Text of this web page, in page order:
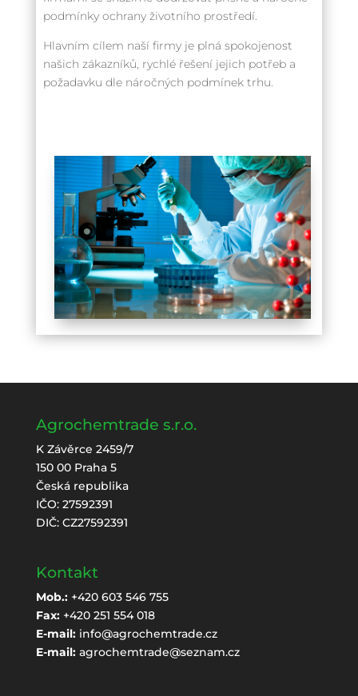
podmínky ochrany životního prostředí.
Hlavním cílem naší firmy je plná spokojenost
našich zákazníků, rychlé řešení jejich potřeb a
požadavku dle náročných podmínek trhu.
Agrochemtrade s.r.o.
K Závěrce 2459/7
150 00 Praha 5
Česká republika
IČO: 27592391
DIČ: CZ27592391
Kontakt
Mob.:+420 603 546 755
Fax:+420 251 554 018
E-mail: info@agrochemtrade.cz
E-mail: agrochemtrade@seznam.cz